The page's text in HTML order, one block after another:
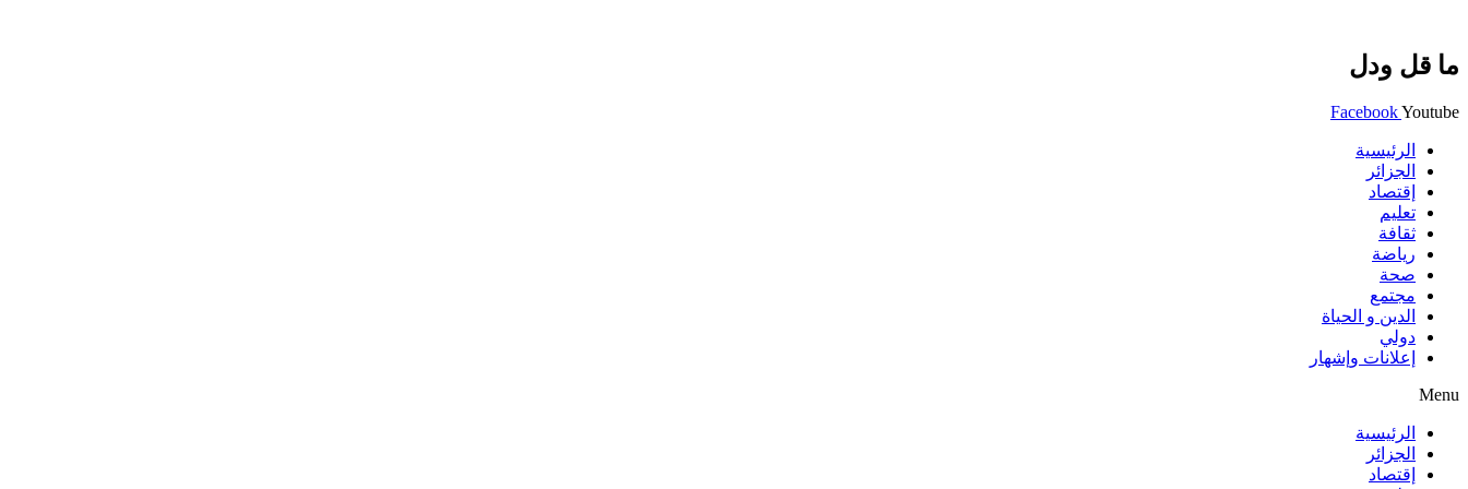
ما قل ودل
FacebookYoutube
الرئيسية
الجزائر
إقتصاد
تعليم
ثقافة
رياضة
صحة
مجتمع
الدين و الحياة
دولي
إعلانات وإشهار
Menu
الرئيسية
الجزائر
إقتصاد